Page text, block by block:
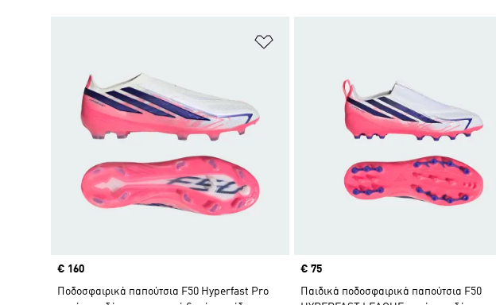
Price
€ 160
Ποδοσφαιρικά παπούτσια F50 Hyperfast Pro
Price
€ 75
Παιδικά ποδοσφαιρικά παπούτσια F50